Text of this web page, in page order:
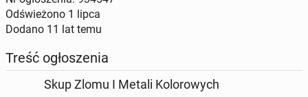
Odświeżono 1 lipca
Dodano 11 lat temu
Treść ogłoszenia
Skup Zlomu I Metali Kolorowych